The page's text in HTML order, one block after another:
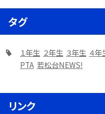
タグ
１年生 ２年生 ３年生 ４年
PTA 若松台NEWS!
リンク